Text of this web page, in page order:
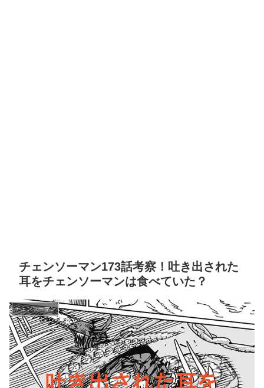
チェンソーマン173話考察！吐き出された
耳をチェンソーマンは食べていた？
チェンソーマン